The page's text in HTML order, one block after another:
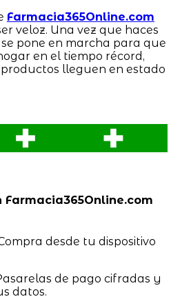
Farmacia365Online.com
veloz. Una vez que haces
pone en marcha para que
en el tiempo récord,
lleguen en estado
Farmacia365Online.com
desde tu dispositivo
de pago cifradas y
datos.